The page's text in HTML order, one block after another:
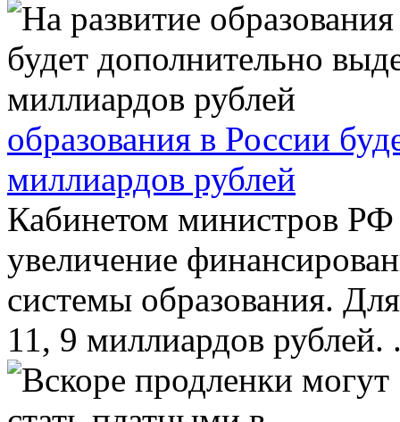
образования в России
миллиардов рублей
Кабинетом министров
увеличение
системы образования.
11, 9 миллиардов рублей.